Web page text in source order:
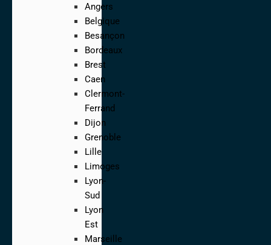
Angers
Belgique
Besançon
Bordeaux
Brest
Caen
Clermont-
Ferrand
Dijon
Grenoble
Lille
Limoges
Lyon-
Sud
Lyon
Est
Marseille